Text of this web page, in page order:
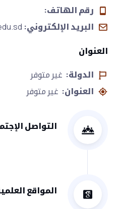
رقم الهاتف:
البريد الإلكتروني:
العنوان
الدولة: غير متوفر
العنوان: غير متوفر
التواصل
المواقع